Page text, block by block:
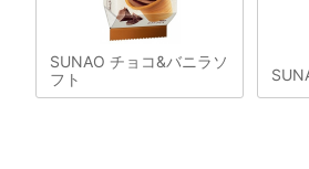
SUNAO チョコ&バニラソ
フト